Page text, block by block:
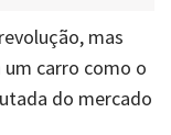
mas
um carro como o
do mercado